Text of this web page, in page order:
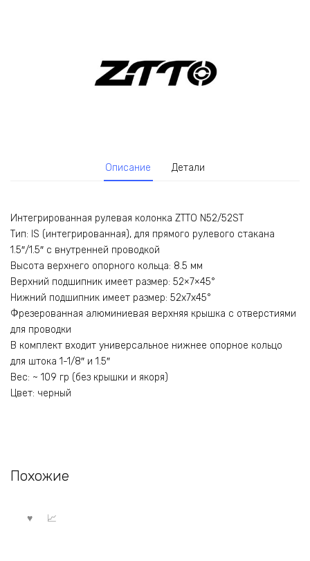
Описание Детали
Интегрированная рулевая колонка ZTTO N52/52ST
Тип: IS (интегрированная), для прямого рулевого стакана
1.5″/1.5″ с внутренней проводкой
Высота верхнего опорного кольца: 8.5 мм
Верхний подшипник имеет размер: 52×7×45°
Нижний подшипник имеет размер: 52х7х45°
Фрезерованная алюминиевая верхняя крышка с отверстиями
для проводки
В комплект входит универсальное нижнее опорное кольцо
для штока 1-1/8″ и 1.5″
Вес: ~ 109 гр (без крышки и якоря)
Цвет: черный
Похожие